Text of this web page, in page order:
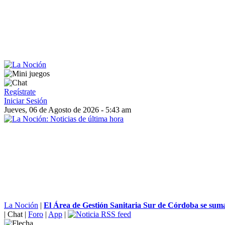
Regístrate
Iniciar Sesión
Jueves, 06 de Agosto de 2026 - 5:43 am
La Noción | El Área de Gestión Sanitaria Sur de Córdoba se
| Chat | Foro | App |